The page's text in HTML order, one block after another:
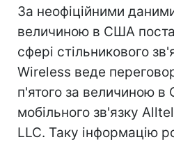
За неофіційними
величиною в США
сфері стільникового
Wireless веде
п'ятого за величиною
мобільного зв'язку
LLC. Таку інформацію